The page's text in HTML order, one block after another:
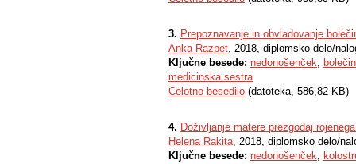
3. Prepoznavanje in obvladovanje
Anka Razpet, 2018, diplomsko delo/
Ključne besede: nedonošenček,
medicinska sestra
Celotno besedilo (datoteka, 586,82 KB)
4. Doživljanje matere prezgodaj
Helena Rakita, 2018, diplomsko delo/
Ključne besede: nedonošenček,